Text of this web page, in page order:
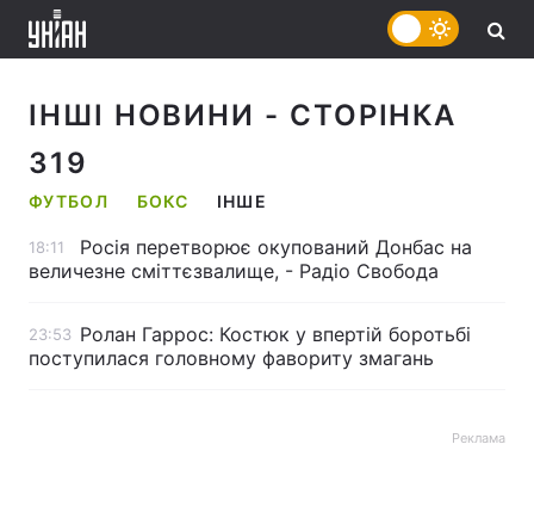
ІНШІ НОВИНИ - СТОРІНКА
319
ФУТБОЛ БОКС ІНШЕ
18:11
Росія перетворює окупований Донбас на
величезне сміттєзвалище, - Радіо Свобода
23:53 Ролан Гаррос: Костюк у впертій боротьбі
поступилася головному фавориту змагань
Реклама